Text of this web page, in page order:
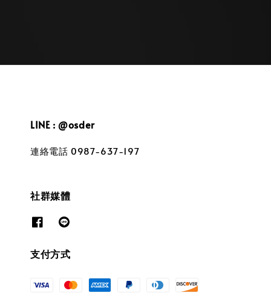
LINE : @osder
連絡電話 0987-637-197
社群媒體
支付方式